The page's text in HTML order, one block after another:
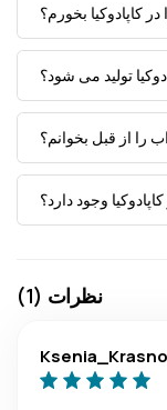
نظرات (1)